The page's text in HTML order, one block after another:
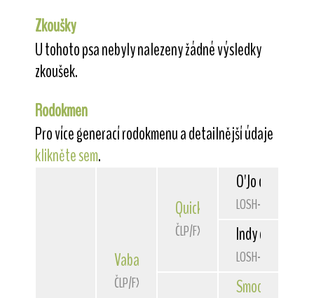
Zkoušky
U tohoto psa nebyly nalezeny žádné výsledky
zkoušek.
Rodokmen
Pro více generací rodokmenu a detailnější údaje
klikněte sem.
Vabang od Rytíře Malovce
ČLP/FXH/29725
Quick Belfox
ČLP/FXH/29303
O'Jo du Bois
LOSH-0642457
Indy des
LOSH-0518115
Smooth